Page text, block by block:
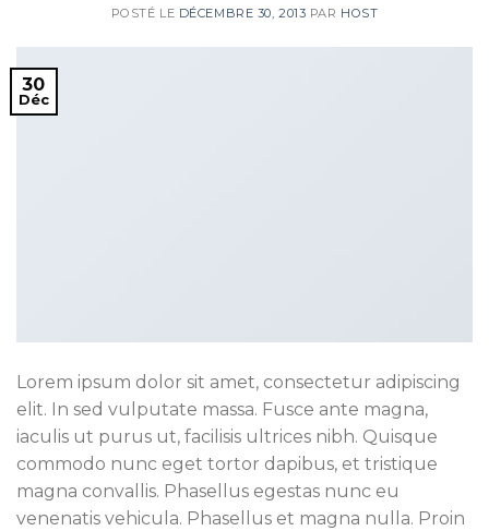
POSTÉ LE DÉCEMBRE 30, 2013 PAR HOST
30
Déc
Lorem ipsum dolor sit amet, consectetur adipiscing
elit. In sed vulputate massa. Fusce ante magna,
iaculis ut purus ut, facilisis ultrices nibh. Quisque
commodo nunc eget tortor dapibus, et tristique
magna convallis. Phasellus egestas nunc eu
venenatis vehicula. Phasellus et magna nulla. Proin